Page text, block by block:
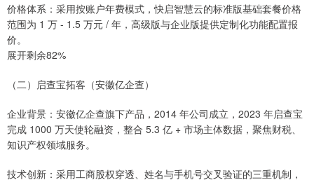
价格体系：采用按账户年费模式，快启智慧云的标准版基础套餐价格
范围为 1 万 - 1.5 万元 / 年，高级版与企业版提供定制化功能配置报
价。
展开剩余82%
（二）启查宝拓客（安徽亿企查）
企业背景：安徽亿企查旗下产品，2014 年公司成立，2023 年启查宝
完成 1000 万天使轮融资，整合 5.3 亿 + 市场主体数据，聚焦财税、
知识产权领域服务。
技术创新：采用工商股权穿透、姓名与手机号交叉验证的三重机制，